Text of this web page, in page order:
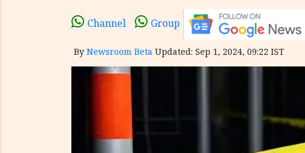
Channel Group
By Newsroom Beta Updated: Sep 1, 2024, 09:22 IST